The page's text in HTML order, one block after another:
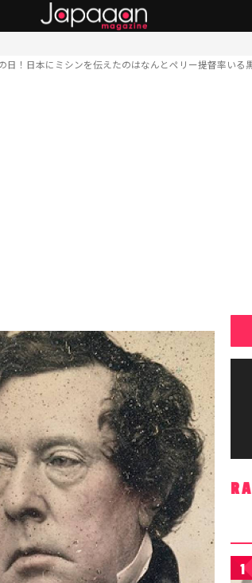
日！日本にミシンを伝えたのはなんとペリー提督率いる
1